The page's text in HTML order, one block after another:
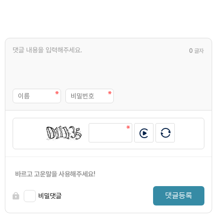
0 글자
바르고 고운말을 사용해주세요!
비밀댓글 댓글등록